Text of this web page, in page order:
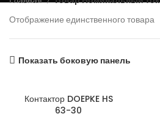
Отображение единственного товара
Показать боковую панель
Контактор DOEPKE HS
63-30